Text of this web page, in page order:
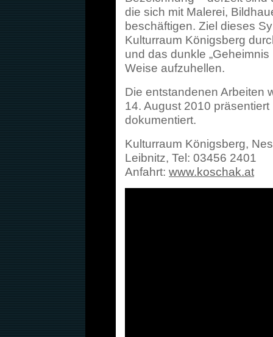
die sich mit Malerei,
beschäftigen. Ziel dieses
Kulturraum Königsberg
und das dunkle
Weise aufzuhellen.
Die entstandenen Arbeiten
14. August 2010
dokumentiert.
Kulturraum Königsberg,
Leibnitz, Tel: 03456 2401
Anfahrt: www.koschak.at